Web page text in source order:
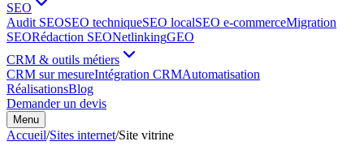
SEO
Audit SEOSEO techniqueSEO localSEO e-commerceMigration
SEORédaction SEONetlinkingGEO
CRM & outils métiers
CRM sur mesureIntégration CRMAutomatisation
RéalisationsBlog
Demander un devis
Menu
Accueil/Sites internet/Site vitrine